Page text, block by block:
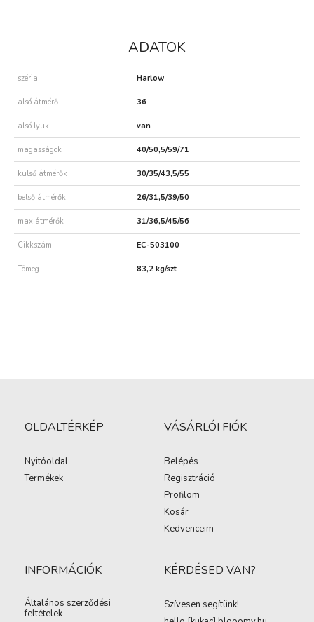
ADATOK
széria Harlow
alsó átmérő 36
alsó lyuk van
magasságok 40/50,5/59/71
külső átmérők 30/35/43,5/55
belső átmérők 26/31,5/39/50
max átmérők 31/36,5/45/56
Cikkszám EC-503100
Tömeg 83,2 kg/szt
OLDALTÉRKÉP
Nyitóoldal
Termékek
VÁSÁRLÓI FIÓK
Belépés
Regisztráció
Profilom
Kosár
Kedvenceim
INFORMÁCIÓK
Általános szerződési
feltételek
KÉRDÉSED VAN?
Szívesen segítünk!